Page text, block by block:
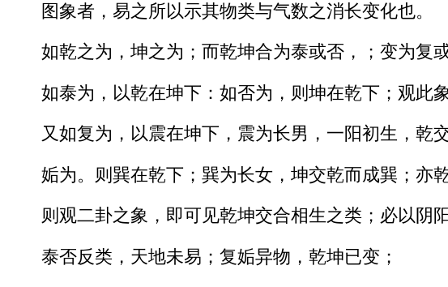
图象者，易之所以示其物类与气数之消长变化也。
如乾之为，坤之为；而乾坤合为泰或否，；变为复
如泰为，以乾在坤下：如否为，则坤在乾下；观此
又如复为，以震在坤下，震为长男，一阳初生，乾
姤为。则巽在乾下；巽为长女，坤交乾而成巽；亦
则观二卦之象，即可见乾坤交合相生之类；必以阴
泰否反类，天地未易；复姤异物，乾坤已变；